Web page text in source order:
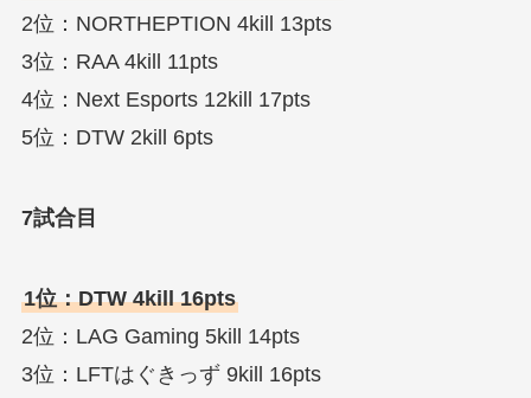
2位：NORTHEPTION 4kill 13pts
3位：RAA 4kill 11pts
4位：Next Esports 12kill 17pts
5位：DTW 2kill 6pts
7試合目
1位：DTW 4kill 16pts
2位：LAG Gaming 5kill 14pts
3位：LFTはぐきっず 9kill 16pts